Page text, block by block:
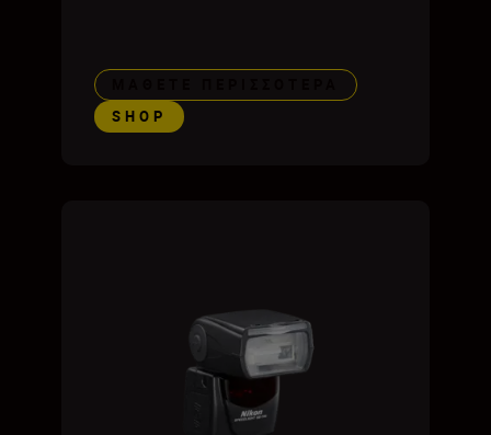
SHOP